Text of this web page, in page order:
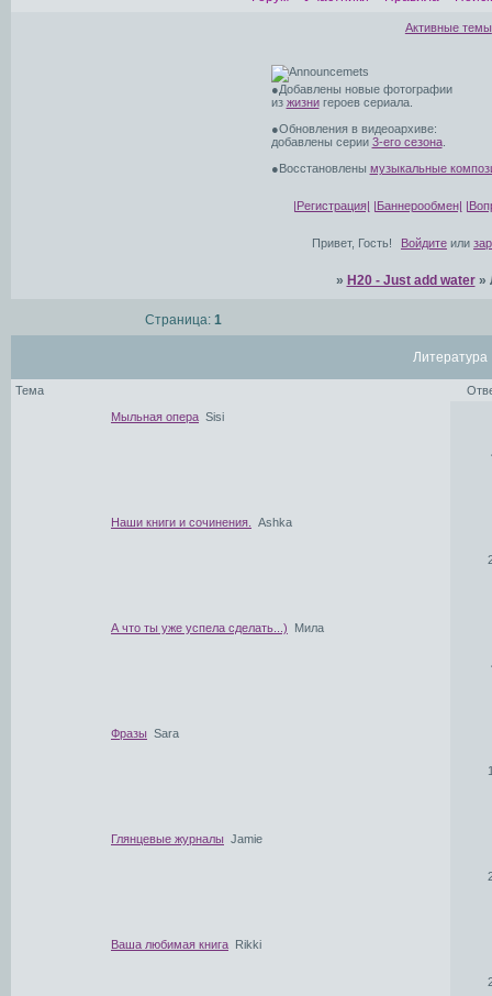
Активные темы
●Добавлены новые фотографии
из жизнигероев сериала.
●Обновления в видеоархиве:
добавлены серии 3-его сезона.
●Восстановлены музыкальные
|Регистрация| |Баннерообмен|
Привет, Гость! Войдите или
» H20 - Just add water »
Литература
Страница:1
Тема
Мыльная опера Sisi
Наши книги и сочинения. Ashka
А что ты уже успела сделать...) Мила
Фразы Sara
Глянцевые журналы Jamie
Ваша любимая книга Rikki